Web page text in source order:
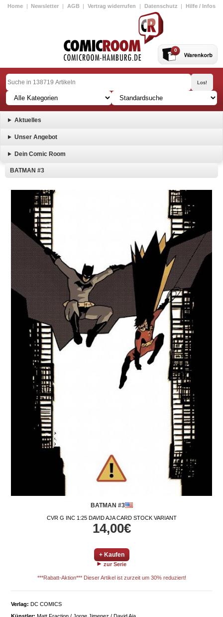
Home | Newsletter | AGB | Vertrag widerrufen | Datenschutz | Hilfe / Infos
0
Aktuelles
Unser Angebot
Dein Comic Room
BATMAN #3
BATMAN #3
CVR G INC 1:25 DAVID AJA CARD STOCK VARIANT
14,00€
+ Kaufen
zur Serie
***Rabatt-Aktion*** Dieser Artikel ist zurzeit um 30% reduziert!
Verlag: DC COMICS